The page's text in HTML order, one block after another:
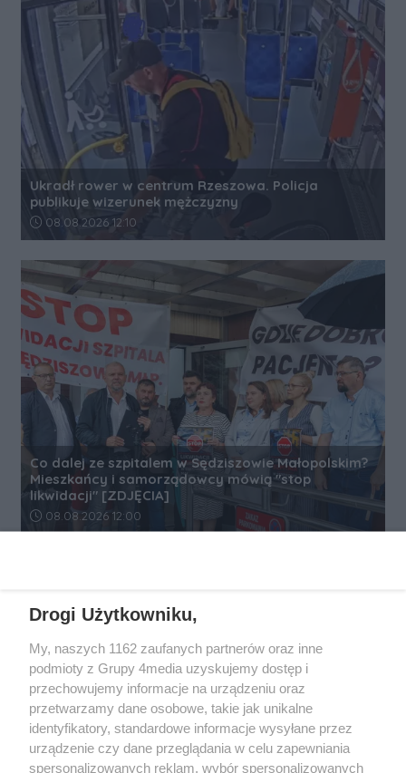
Ukradł rower w centrum Rzeszowa. Policja
publikuje wizerunek mężczyzny
Data dodania artykułu:
08.08.2026 12:10
Co dalej ze szpitalem w Sędziszowie Małopolskim?
Mieszkańcy i samorządowcy mówią "stop
likwidacji" [ZDJĘCIA]
Data dodania artykułu:
08.08.2026 12:00
Wydawcą rzeszow-info.pljest:
Drogi Użytkowniku,
My, naszych 1162 zaufanych partnerów oraz inne
podmioty z Grupy 4media uzyskujemy dostęp i
przechowujemy informacje na urządzeniu oraz
przetwarzamy dane osobowe, takie jak unikalne
identyfikatory, standardowe informacje wysyłane przez
urządzenie czy dane przeglądania w celu zapewniania
spersonalizowanych reklam, wybór spersonalizowanych